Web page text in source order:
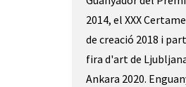
2014, el XXX
de creació 2018 i
fira d'art de
Ankara 2020.